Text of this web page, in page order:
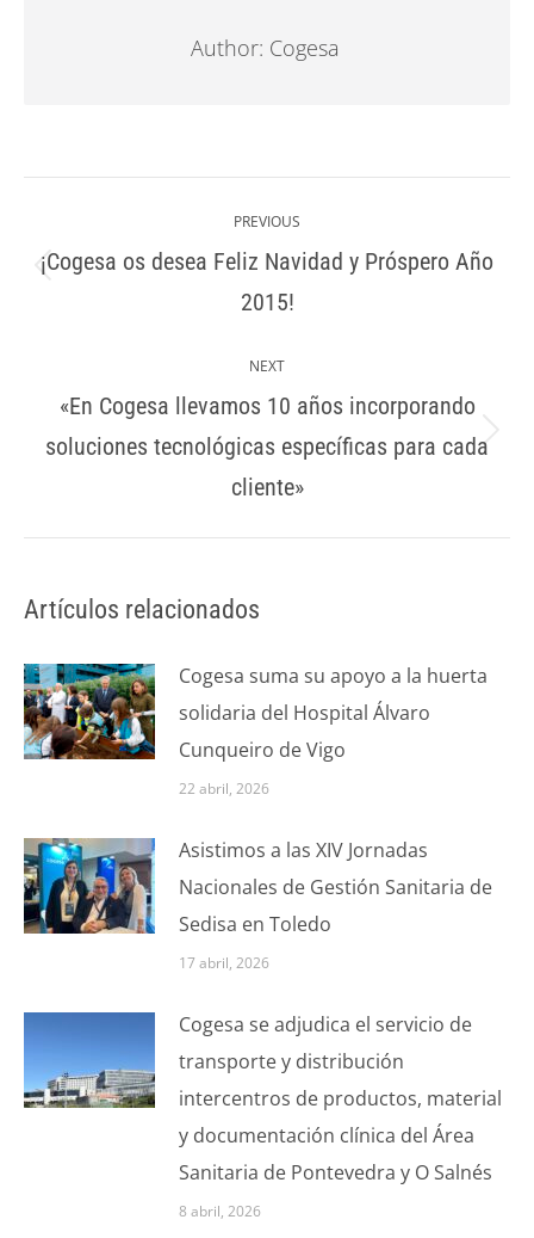
Author: Cogesa
Post
PREVIOUS
post:
¡Cogesa os desea Feliz Navidad y Próspero Año
2015!
NEXT
Next
post:
«En Cogesa llevamos 10 años incorporando
soluciones tecnológicas específicas para cada
cliente»
Artículos relacionados
Cogesa suma su apoyo a la huerta
solidaria del Hospital Álvaro
Cunqueiro de Vigo
22 abril, 2026
Asistimos a las XIV Jornadas
Nacionales de Gestión Sanitaria de
Sedisa en Toledo
17 abril, 2026
Cogesa se adjudica el servicio de
transporte y distribución
intercentros de productos, material
y documentación clínica del Área
Sanitaria de Pontevedra y O Salnés
8 abril, 2026